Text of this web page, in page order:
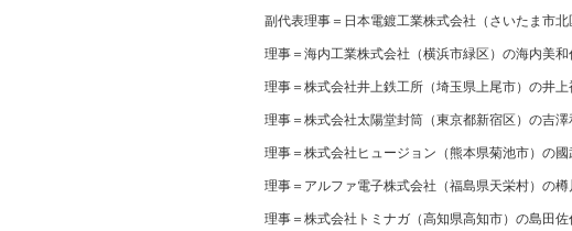
副代表理事＝日本電鍍工業株式会社（さいたま市
理事＝海内工業株式会社（横浜市緑区）の海内美
理事＝株式会社井上鉄工所（埼玉県上尾市）の井
理事＝株式会社太陽堂封筒（東京都新宿区）の吉
理事＝株式会社ヒュージョン（熊本県菊池市）の
理事＝アルファ電子株式会社（福島県天栄村）の
理事＝株式会社トミナガ（高知県高知市）の島田